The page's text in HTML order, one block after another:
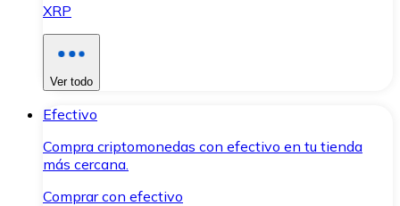
XRP
Ver todo
Efectivo
Compra criptomonedas con efectivo en tu tienda
más cercana.
Comprar con efectivo